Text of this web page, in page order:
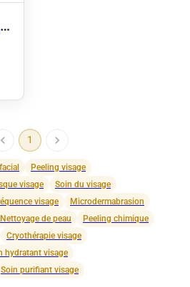
1
Peeling visage
visage
Soin du visage
visage
Microdermabrasion
Nettoyage de peau
Peeling chimique
Cryothérapie visage
hydratant visage
Soin purifiant visage